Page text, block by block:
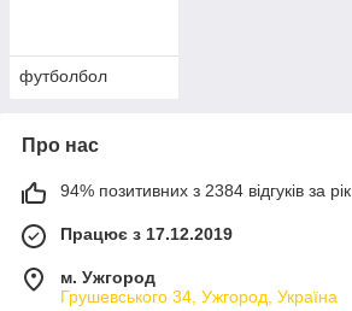
футболбол
Про нас
94% позитивних з 2384 відгуків за рік
Працює з 17.12.2019
м. Ужгород
Грушевського 34, Ужгород, Україна